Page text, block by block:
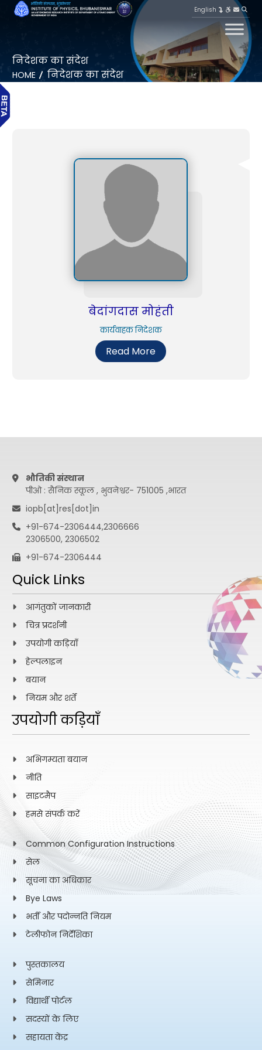
English
निदेशक का संदेश
HOME निदेशक का संदेश
बेदांगदास मोहंती
कार्यवाहक निदेशक
Read More
भौतिकी संस्थान
पीओ : सैनिक स्कूल , भुवनेश्वर- 751005 ,भारत
iopb[at]res[dot]in
+91-674-2306444,2306666
2306500, 2306502
+91-674-2306444
Quick Links
आगंतुकों जानकारी
चित्र प्रदर्शनी
उपयोगी कड़ियाँ
हेल्पलाइन
बयान
नियम और शर्तें
उपयोगी कड़ियाँ
अभिगम्यता बयान
नीति
साइटमैप
हमसे संपर्क करें
Common Configuration Instructions
सेल
सूचना का अधिकार
Bye Laws
भर्ती और पदोन्नति नियम
टेलीफोन निर्देशिका
पुस्तकालय
सेमिनार
विद्यार्थी पोर्टल
सदस्यों के लिए
सहायता केंद्र